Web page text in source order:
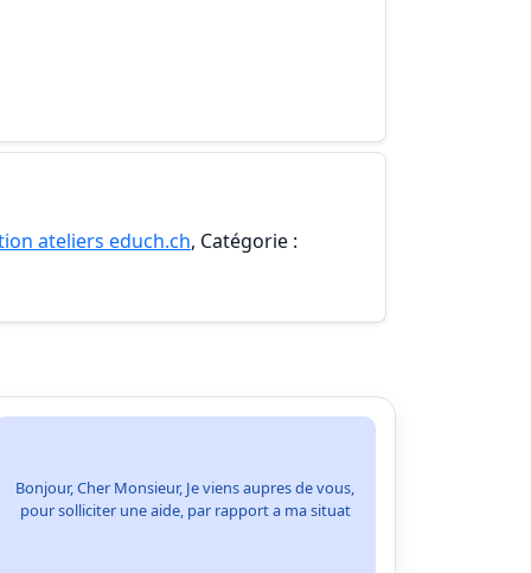
ateliers educh.ch, Catégorie :
Bonjour, Cher Monsieur, Je viens aupres de vous,
pour solliciter une aide, par rapport a ma situat